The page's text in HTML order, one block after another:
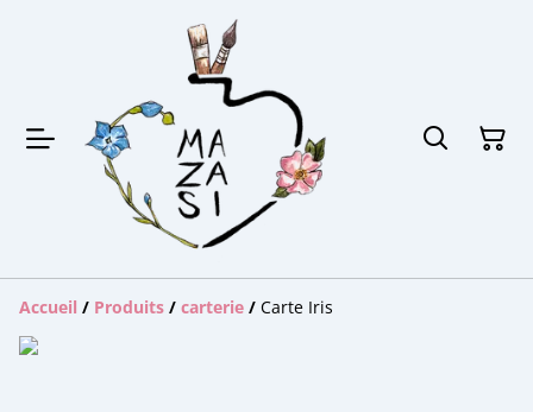
Accueil / Produits / carterie / Carte Iris